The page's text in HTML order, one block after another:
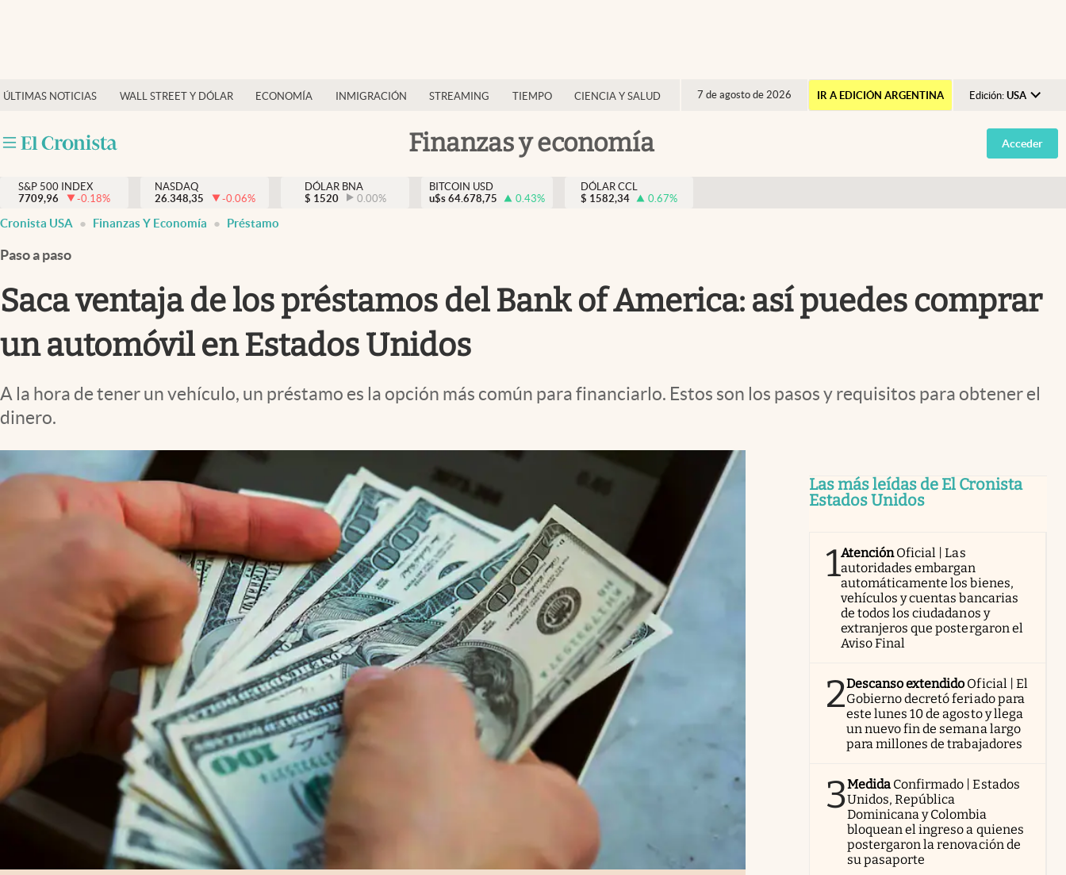
ÚLTIMAS NOTICIAS WALL STREET Y DÓLAR ECONOMÍA INMIGRACIÓN STREAMING TIEMPO CIENCIA Y SALUD 7 de agosto de 2026 IR A EDICIÓN ARGENTINA Edición: USA
Argentina
España
Finanzas y economía
Finanzas y economía
Inmigración
Trending
Streaming
Acceder
S&P 500 INDEX
7709,96
-0.18%
NASDAQ
26.348,35
-0.06%
DÓLAR BNA
$ 1520 0.00%
BITCOIN USD
u$s 64.678,75 0.43%
DÓLAR CCL
$ 1582,34 0.67%
Cronista USA Finanzas Y Economía Préstamo
Paso a paso
Saca ventaja de los préstamos del Bank of America: así puedes comprar
un automóvil en Estados Unidos
A la hora de tener un vehículo, un préstamo es la opción más común para financiarlo. Estos son los pasos y requisitos para obtener el
dinero.
Las más leídas de El Cronista
Estados Unidos
1AtenciónOficial | Las
autoridades embargan
automáticamente los bienes,
vehículos y cuentas bancarias
de todos los ciudadanos y
extranjeros que postergaron el
Aviso Final
2Descanso extendido Oficial | El
Gobierno decretó feriado para
este lunes 10 de agosto y llega
un nuevo fin de semana largo
para millones de trabajadores
3Medida Confirmado | Estados
Unidos, República
Dominicana y Colombia
bloquean el ingreso a quienes
postergaron la renovación de
su pasaporte